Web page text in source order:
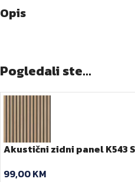
Opis
Pogledali ste...
Akustični zidni panel K543
99,00KM